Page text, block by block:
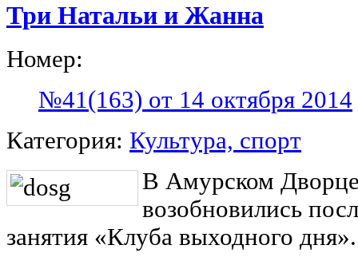
Три Натальи и Жанна
Номер:
№41(163) от 14 октября 2014
Категория: Культура, спорт
В Амурском
возобновились
занятия «Клуба выходного